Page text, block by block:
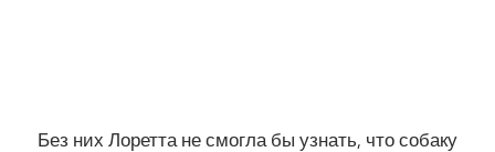
Без них Лоретта не смогла бы узнать, что собаку